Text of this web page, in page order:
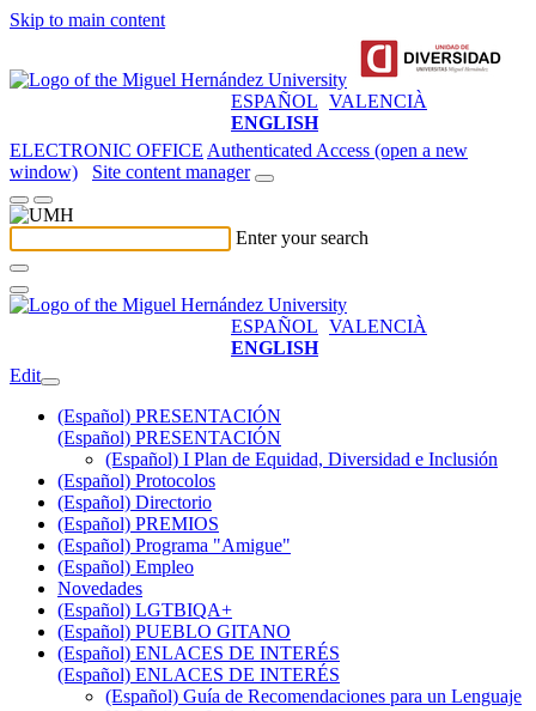
Skip to main content
ESPAÑOL VALENCIÀ
ENGLISH
ELECTRONIC OFFICE Authenticated Access (open a new
window)
Site content manager
Enter your search
ESPAÑOL VALENCIÀ
ENGLISH
Edit
(Español) PRESENTACIÓN
(Español) PRESENTACIÓN
(Español) I Plan de Equidad, Diversidad e Inclusión
(Español) Protocolos
(Español) Directorio
(Español) PREMIOS
(Español) Programa "Amigue"
(Español) Empleo
Novedades
(Español) LGTBIQA+
(Español) PUEBLO GITANO
(Español) ENLACES DE INTERÉS
(Español) ENLACES DE INTERÉS
(Español) Guía de Recomendaciones para un Lenguaje